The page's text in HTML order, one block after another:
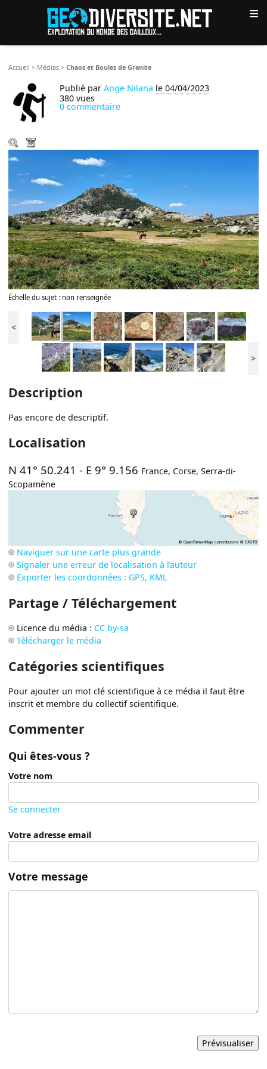
≡
Accueil > Médias >Chaos et Boules de Granite
Publié parAnge Nilana le 04/04/2023
380 vues
0 commentaire
Échelle du sujet : non renseignée
<
>
Description
Pas encore de descriptif.
Localisation
N 41° 50.241 - E 9° 9.156 France, Corse,Serra-di-
Scopamène
Naviguer sur une carte plus grande
Signaler une erreur de localisation à l’auteur
Exporter les coordonnées : GPS, KML
Partage / Téléchargement
Licence du média : CC by-sa
Télécharger le média
Catégories scientifiques
Pour ajouter un mot clé scientifique à ce média il faut être
inscrit et membre du collectif scientifique.
Commenter
Qui êtes-vous ?
Votre nom
Se connecter
Votre adresse email
Votre message